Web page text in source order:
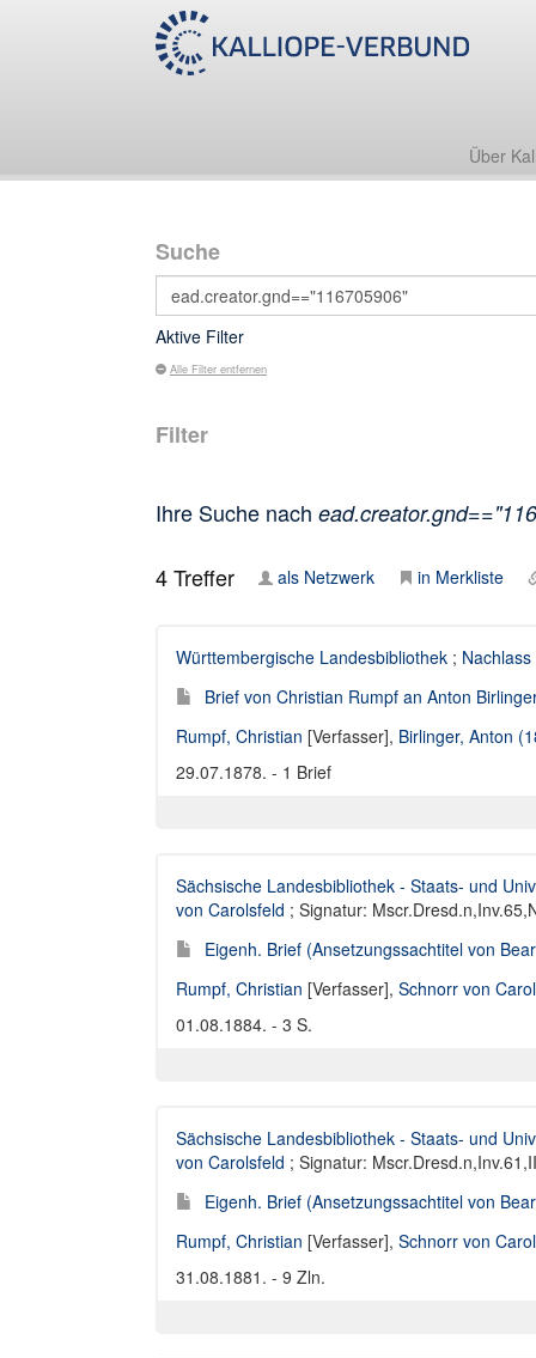
Über
Suche
Aktive Filter
Alle Filter entfernen
Filter
Ihre Suche nach
4Treffer als Netzwerk in Merkliste
Württembergische Landesbibliothek ;
Brief von Christian Rumpf an Anton
Rumpf, Christian [Verfasser], Birlinger, Anton
29.07.1878. - 1 Brief
Sächsische Landesbibliothek - Staats- und
von Carolsfeld ; Signatur:
Eigenh. Brief (Ansetzungssachtitel von
Rumpf, Christian [Verfasser], Schnorr von
01.08.1884. - 3 S.
Sächsische Landesbibliothek - Staats- und
von Carolsfeld ; Signatur:
Eigenh. Brief (Ansetzungssachtitel von
Rumpf, Christian [Verfasser], Schnorr von
31.08.1881. - 9 Zln.